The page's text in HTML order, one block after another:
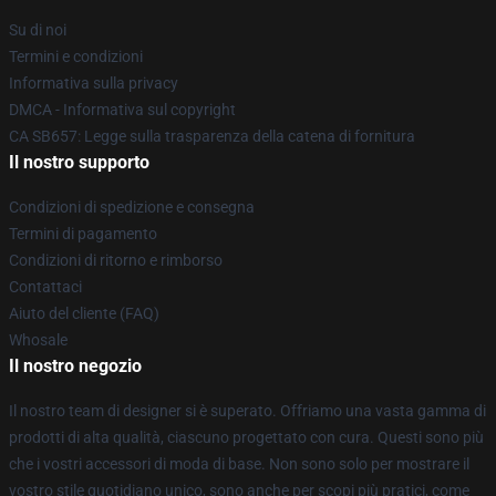
Su di noi
Termini e condizioni
Informativa sulla privacy
DMCA - Informativa sul copyright
CA SB657: Legge sulla trasparenza della catena di fornitura
Il nostro supporto
Condizioni di spedizione e consegna
Termini di pagamento
Condizioni di ritorno e rimborso
Contattaci
Aiuto del cliente (FAQ)
Whosale
Il nostro negozio
Il nostro team di designer si è superato. Offriamo una vasta gamma di
prodotti di alta qualità, ciascuno progettato con cura. Questi sono più
che i vostri accessori di moda di base. Non sono solo per mostrare il
vostro stile quotidiano unico, sono anche per scopi più pratici, come